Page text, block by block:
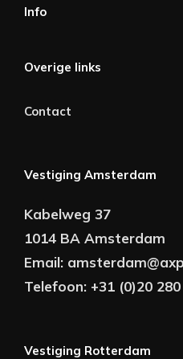
Info
Overige links
Contact
Vestiging Amsterdam
Kabelweg 37
1014 BA Amsterdam
Email:
Telefoon: +31 (0)20
Vestiging Rotterdam